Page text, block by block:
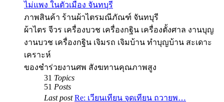
ไม่แพง ในตัวเมือง จันทบุรี
ภาพสินค้า ร้านผ้าไตรมณีภัณฑ์ จันทบุรี
ผ้าไตร จีวร เครื่องบวช เครื่องกฐิน เครื่องตั้งศาล งานบุญ
งานบวช เครื่องกฐิน เจิมรถ เจิมบ้าน ทำบุญบ้าน สะเดาะ
เคราะห์
ของชำร่วยงานศพ สังฆทานคุณภาพสูง
31 Topics
51 Posts
Last post Re: เวียนเทียน จุดเทียน ถวายพ…